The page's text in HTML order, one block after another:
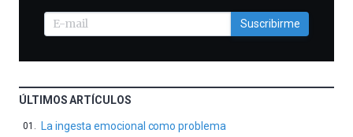
Suscribirme
ÚLTIMOS ARTÍCULOS
La ingesta emocional como problema